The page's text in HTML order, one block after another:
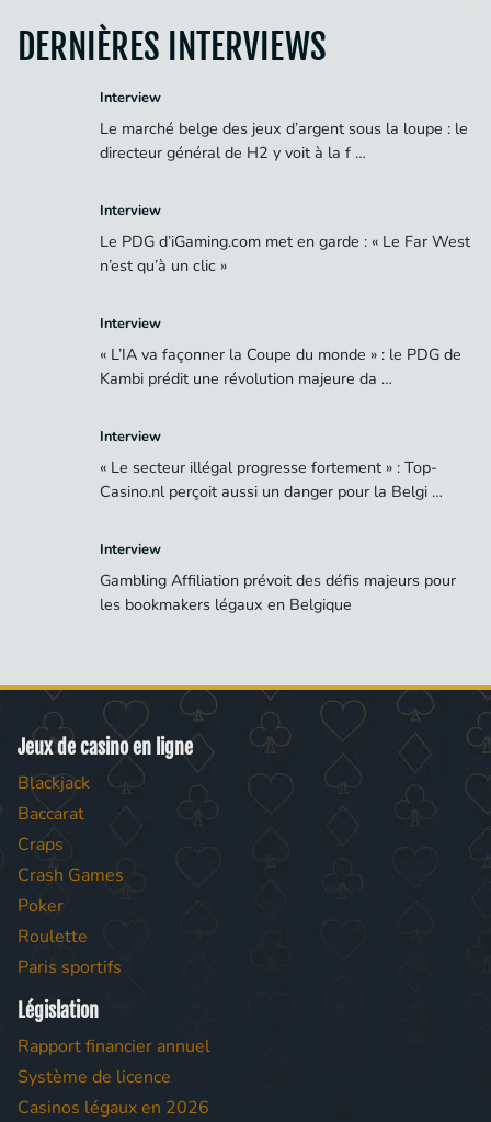
DERNIÈRES INTERVIEWS
Interview
Le marché belge des jeux d’argent sous la loupe : le
directeur général de H2 y voit à la f …
Interview
Le PDG d’iGaming.com met en garde : « Le Far West
n’est qu’à un clic »
Interview
« L’IA va façonner la Coupe du monde » : le PDG de
Kambi prédit une révolution majeure da …
Interview
« Le secteur illégal progresse fortement » : Top-
Casino.nl perçoit aussi un danger pour la Belgi …
Interview
Gambling Affiliation prévoit des défis majeurs pour
les bookmakers légaux en Belgique
Jeux de casino en ligne
Blackjack
Baccarat
Craps
Crash Games
Poker
Roulette
Paris sportifs
Législation
Rapport financier annuel
Système de licence
Casinos légaux en 2026